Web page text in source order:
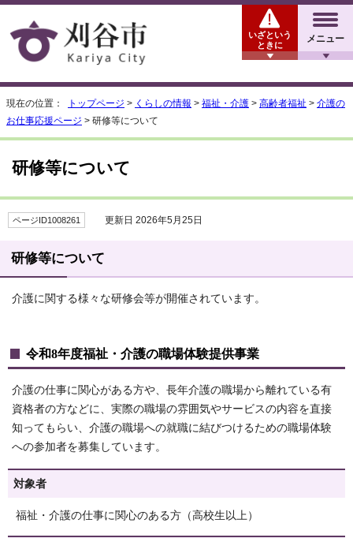
メニュー
いざという
ときに
現在の位置： トップページ > くらしの情報 > 福祉・介護 > 高齢者福祉 > 介護の
お仕事応援ページ > 研修等について
研修等について
ページID1008261 更新日 2026年5月25日
研修等について
介護に関する様々な研修会等が開催されています。
令和8年度福祉・介護の職場体験提供事業
介護の仕事に関心がある方や、長年介護の職場から離れている有
資格者の方などに、実際の職場の雰囲気やサービスの内容を直接
知ってもらい、介護の職場への就職に結びつけるための職場体験
への参加者を募集しています。
対象者
福祉・介護の仕事に関心のある方（高校生以上）